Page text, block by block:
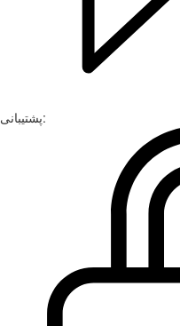
پشتیبانی: